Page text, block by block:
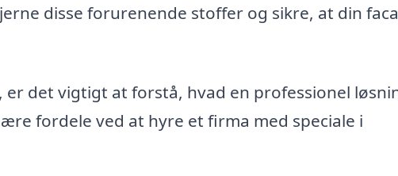
disse forurenende stoffer og sikre, at din
det vigtigt at forstå, hvad en professionel
fordele ved at hyre et firma med speciale i